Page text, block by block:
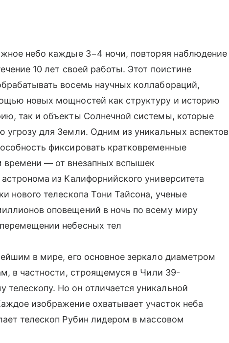
небо каждые 3−4 ночи, повторяя наблюдение
10 лет своей работы. Этот поистине
восемь научных коллабораций,
новых мощностей как структуру и историю
так и объекты Солнечной системы, которые
угрозу для Земли. Одним из уникальных аспектов
фиксировать кратковременные
— от внезапных вспышек
из Калифорнийского университета
нового телескопа Тони Тайсона, ученые
оповещений в ночь по всему миру
небесных тел
в мире, его основное зеркало диаметром
в частности, строящемуся в Чили 39-
Но он отличается уникальной
изображение охватывает участок неба
телескоп Рубин лидером в массовом